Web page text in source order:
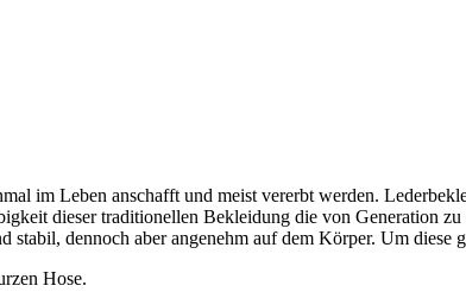
im Leben anschafft und meist vererbt werden.
dieser traditionellen Bekleidung die von Generation
dennoch aber angenehm auf dem Körper. Um diese
Hose.